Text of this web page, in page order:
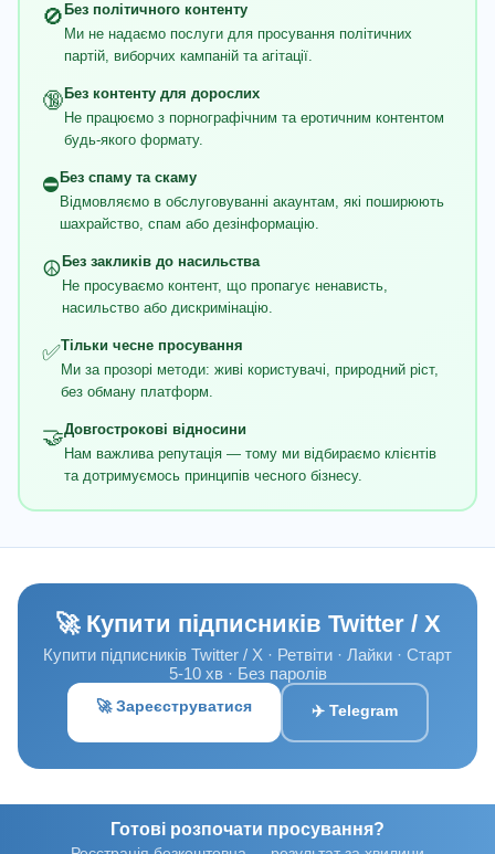
🚫 Без політичного контенту
Ми не надаємо послуги для просування політичних
партій, виборчих кампаній та агітації.
🔞 Без контенту для дорослих
Не працюємо з порнографічним та еротичним контентом
будь-якого формату.
⛔ Без спаму та скаму
Відмовляємо в обслуговуванні акаунтам, які поширюють
шахрайство, спам або дезінформацію.
☮️ Без закликів до насильства
Не просуваємо контент, що пропагує ненависть,
насильство або дискримінацію.
✅Тільки чесне просування
Ми за прозорі методи: живі користувачі, природний ріст,
без обману платформ.
🤝Довгострокові відносини
Нам важлива репутація — тому ми відбираємо клієнтів
та дотримуємось принципів чесного бізнесу.
🚀 Купити підписників Twitter / X
Купити підписників Twitter / X · Ретвіти · Лайки · Старт
5-10 хв · Без паролів
🚀 Зареєструватися ✈️ Telegram
Готові розпочати просування?